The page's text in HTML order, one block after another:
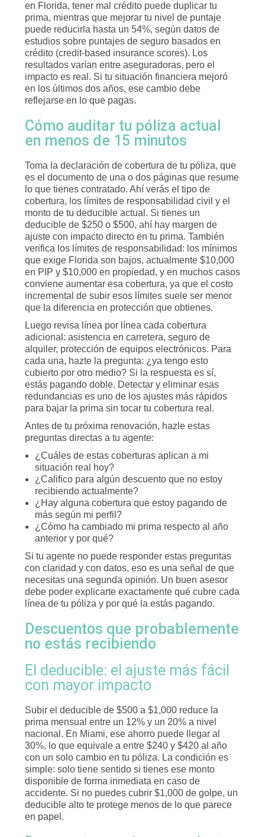
en Florida, tener mal crédito puede duplicar tu
prima, mientras que mejorar tu nivel de puntaje
puede reducirla hasta un 54%, según datos de
estudios sobre puntajes de seguro basados en
crédito (credit-based insurance scores). Los
resultados varían entre aseguradoras, pero el
impacto es real. Si tu situación financiera mejoró
en los últimos dos años, ese cambio debe
reflejarse en lo que pagas.
Cómo auditar tu póliza actual
en menos de 15 minutos
Toma la declaración de cobertura de tu póliza, que
es el documento de una o dos páginas que resume
lo que tienes contratado. Ahí verás el tipo de
cobertura, los límites de responsabilidad civil y el
monto de tu deducible actual. Si tienes un
deducible de $250 o $500, ahí hay margen de
ajuste con impacto directo en tu prima. También
verifica los límites de responsabilidad: los mínimos
que exige Florida son bajos, actualmente $10,000
en PIP y $10,000 en propiedad, y en muchos casos
conviene aumentar esa cobertura, ya que el costo
incremental de subir esos límites suele ser menor
que la diferencia en protección que obtienes.
Luego revisa línea por línea cada cobertura
adicional: asistencia en carretera, seguro de
alquiler, protección de equipos electrónicos. Para
cada una, hazte la pregunta: ¿ya tengo esto
cubierto por otro medio? Si la respuesta es sí,
estás pagando doble. Detectar y eliminar esas
redundancias es uno de los ajustes más rápidos
para bajar la prima sin tocar tu cobertura real.
Antes de tu próxima renovación, hazle estas
preguntas directas a tu agente:
¿Cuáles de estas coberturas aplican a mi
situación real hoy?
¿Califico para algún descuento que no estoy
recibiendo actualmente?
¿Hay alguna cobertura que estoy pagando de
más según mi perfil?
¿Cómo ha cambiado mi prima respecto al año
anterior y por qué?
Si tu agente no puede responder estas preguntas
con claridad y con datos, eso es una señal de que
necesitas una segunda opinión. Un buen asesor
debe poder explicarte exactamente qué cubre cada
línea de tu póliza y por qué la estás pagando.
Descuentos que probablemente
no estás recibiendo
El deducible: el ajuste más fácil
con mayor impacto
Subir el deducible de $500 a $1,000 reduce la
prima mensual entre un 12% y un 20% a nivel
nacional. En Miami, ese ahorro puede llegar al
30%, lo que equivale a entre $240 y $420 al año
con un solo cambio en tu póliza. La condición es
simple: solo tiene sentido si tienes ese monto
disponible de forma inmediata en caso de
accidente. Si no puedes cubrir $1,000 de golpe, un
deducible alto te protege menos de lo que parece
en papel.